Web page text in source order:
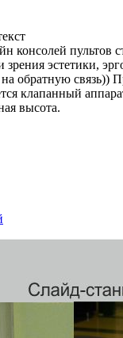
консолей пультов
эстетики,
обратную связь))
клапанный
высота.